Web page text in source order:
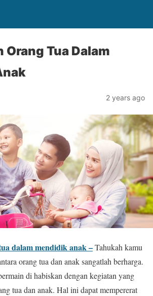
Orang Tua Dalam
2 years ago
dalam mendidik anak –Tahukah kamu
orang tua dan anak sangatlah berharga.
di habiskan dengan kegiatan yang
tua dan anak. Hal ini dapat mempererat